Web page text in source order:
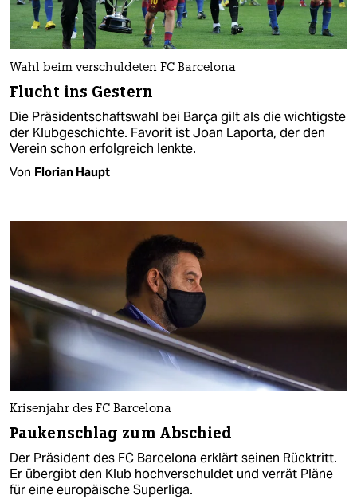
Wahl beim verschuldeten FC Barcelona
Flucht ins Gestern
Die Präsidentschaftswahl bei Barça gilt als die wichtigste
der Klubgeschichte. Favorit ist Joan Laporta, der den
Verein schon erfolgreich lenkte.
Von Florian Haupt
Krisenjahr des FC Barcelona
Paukenschlag zum Abschied
Der Präsident des FC Barcelona erklärt seinen Rücktritt.
Er übergibt den Klub hochverschuldet und verrät Pläne
für eine europäische Superliga.